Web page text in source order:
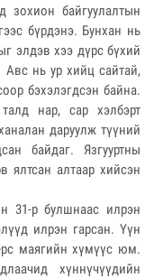
зохион байгуулалтын
бүрдэнэ. Бунхан нь
элдэв хээ дүрс бүхий
нь ур хийц сайтай,
бэхэлэгдсэн байна.
нар, сар хэлбэрт
даруулж түүний
байдаг. Язгууртны
ялтсан алтаар хийсэн
31-р булшнаас илрэн
илрэн гарсан. Үүн
маягийн хүмүүс юм.
хүннүчүүдийн